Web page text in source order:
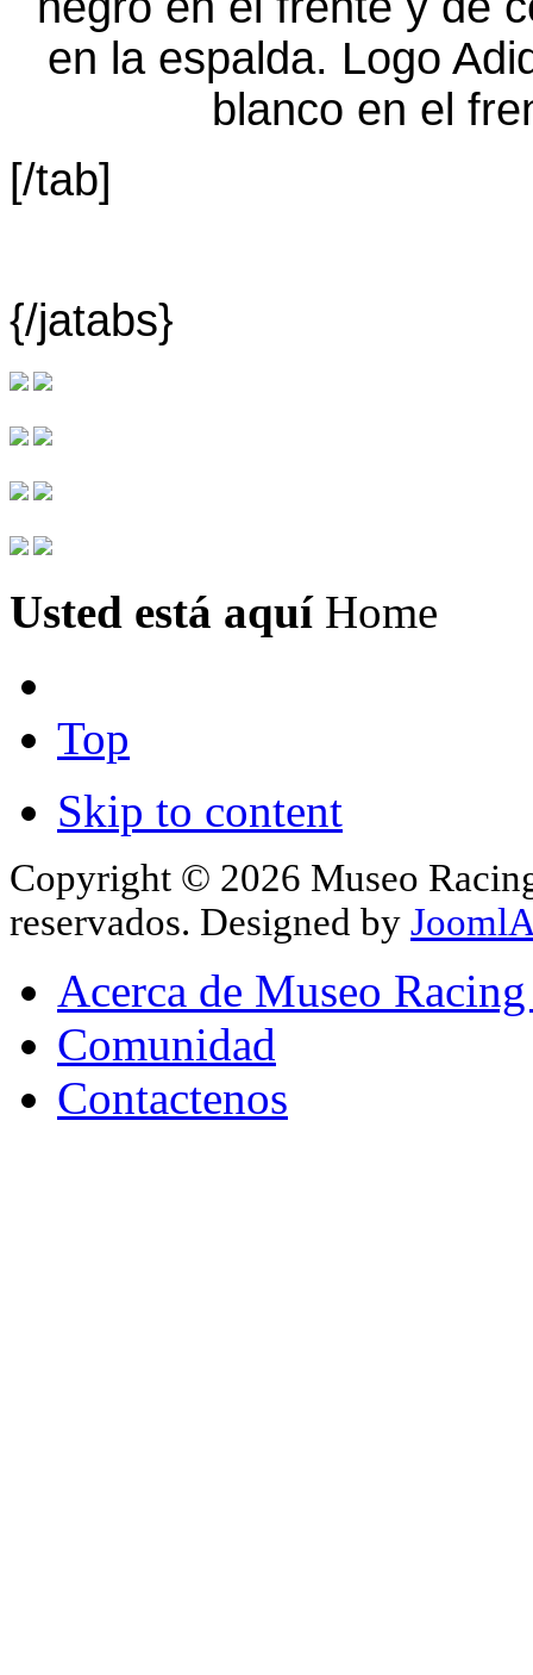
[/tab]
{/jatabs}
Usted está aquí Home
Top
Skip to content
Copyright © 2026 Museo
reservados. Designed by
Acerca de Museo
Comunidad
Contactenos